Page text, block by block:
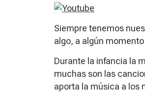
Siempre tenemos
algo, a algún
Durante la infancia la
muchas son las
aporta la música a los